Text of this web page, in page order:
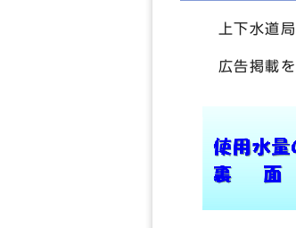
上下水道局
広告掲載を